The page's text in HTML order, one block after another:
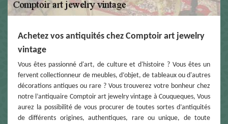
Achetez vos antiquités chez Comptoir art jewelry
vintage
Vous êtes passionné d'art, de culture et d'histoire ? Vous êtes un
fervent collectionneur de meubles, d’objet, de tableaux ou d'autres
décorations antiques ou rare ? Vous trouverez votre bonheur chez
notre l’antiquaire Comptoir art jewelry vintage à Couqueques, Vous
aurez la possibilité de vous procurer de toutes sortes d’antiquités
de différents origines, authentiques, rare ou unique, de toute